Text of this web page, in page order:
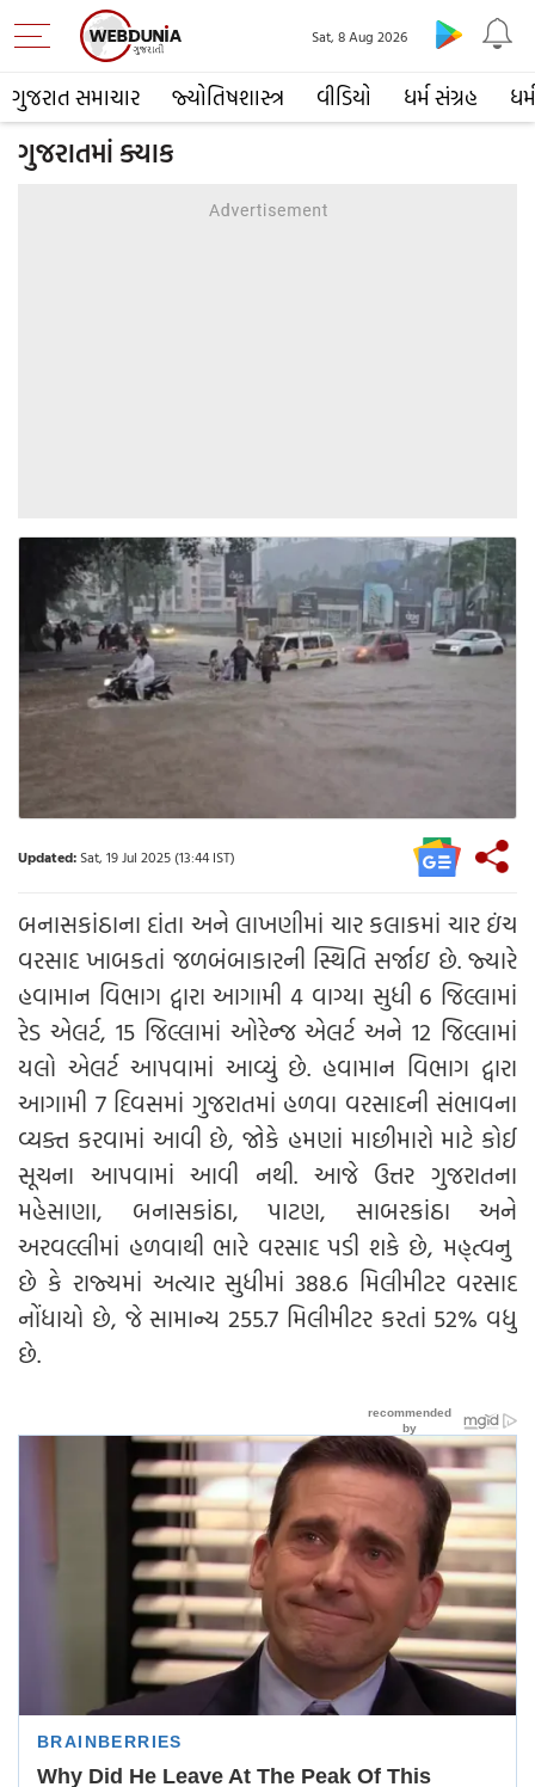
ગુજરાત સમાચાર જ્યોતિષશાસ્ત્ર વીડિયો ધર્મ સંગ્રહ ધર્મ
Sat, 8 Aug 2026
ગુજરાતમાં ક્યાક
Updated:Sat, 19 Jul 2025 (13:44 IST)
બનાસકાંઠાના દાંતા અને લાખણીમાં ચાર કલાકમાં ચાર ઇંચ
વરસાદ ખાબકતાં જળબંબાકારની સ્થિતિ સર્જાઇ છે. જ્યારે
હવામાન વિભાગ દ્વારા આગામી 4 વાગ્યા સુધી 6 જિલ્લામાં
રેડ એલર્ટ, 15 જિલ્લામાં ઓરેન્જ એલર્ટ અને 12 જિલ્લામાં
યલો એલર્ટ આપવામાં આવ્યું છે. હવામાન વિભાગ દ્વારા
આગામી 7 દિવસમાં ગુજરાતમાં હળવા વરસાદની સંભાવના
વ્યક્ત કરવામાં આવી છે, જોકે હમણાં માછીમારો માટે કોઈ
સૂચના આપવામાં આવી નથી. આજે ઉત્તર ગુજરાતના
મહેસાણા, બનાસકાંઠા, પાટણ, સાબરકાંઠા અને
અરવલ્લીમાં હળવાથી ભારે વરસાદ પડી શકે છે, મહ્ત્વનુ
છે કે રાજ્યમાં અત્યાર સુધીમાં 388.6 મિલીમીટર વરસાદ
નોંધાયો છે, જે સામાન્ય 255.7 મિલીમીટર કરતાં 52% વધુ
છે.